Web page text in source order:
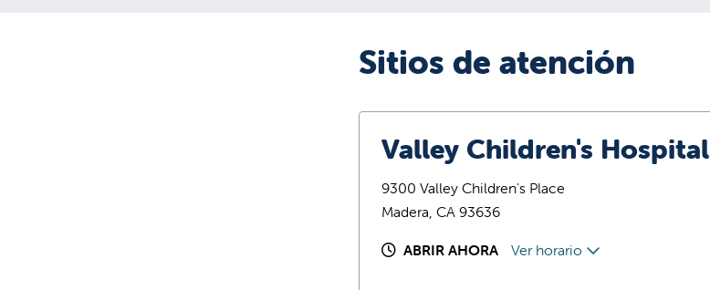
Sitios de atención
Valley Children's Hospital
9300 Valley Children's Place
Madera, CA 93636
ABRIR AHORA Ver horario